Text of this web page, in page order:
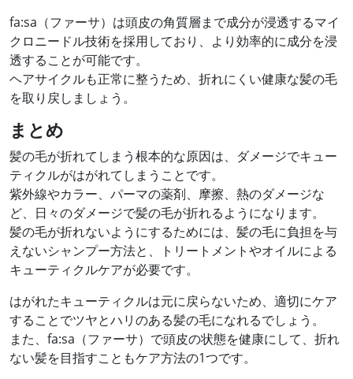
fa:sa（ファーサ）は頭皮の角質層まで成分が浸透するマイ
クロニードル技術を採用しており、より効率的に成分を浸
透することが可能です。
ヘアサイクルも正常に整うため、折れにくい健康な髪の毛
を取り戻しましょう。
まとめ
髪の毛が折れてしまう根本的な原因は、ダメージでキュー
ティクルがはがれてしまうことです。
紫外線やカラー、パーマの薬剤、摩擦、熱のダメージな
ど、日々のダメージで髪の毛が折れるようになります。
髪の毛が折れないようにするためには、髪の毛に負担を与
えないシャンプー方法と、トリートメントやオイルによる
キューティクルケアが必要です。
はがれたキューティクルは元に戻らないため、適切にケア
することでツヤとハリのある髪の毛になれるでしょう。
また、fa:sa（ファーサ）で頭皮の状態を健康にして、折れ
ない髪を目指すこともケア方法の1つです。